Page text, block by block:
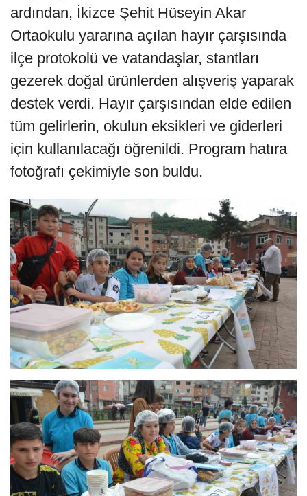
ardından, İkizce Şehit Hüseyin Akar
Ortaokulu yararına açılan hayır çarşısında
ilçe protokolü ve vatandaşlar, stantları
gezerek doğal ürünlerden alışveriş yaparak
destek verdi. Hayır çarşısından elde edilen
tüm gelirlerin, okulun eksikleri ve giderleri
için kullanılacağı öğrenildi. Program hatıra
fotoğrafı çekimiyle son buldu.